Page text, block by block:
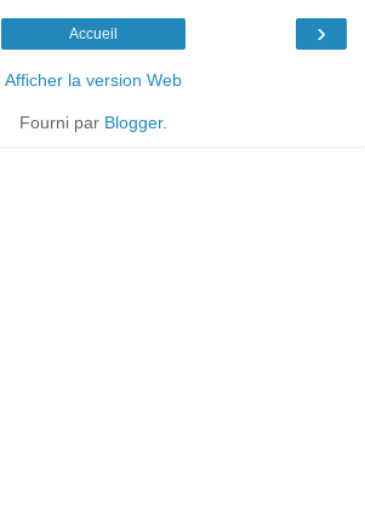
›
Accueil
Afficher la version Web
Fourni par Blogger.